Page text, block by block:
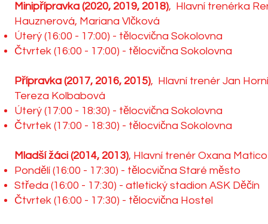
Minipřípravka (2020, 2019, 2018), Hlavní trenérka
Hauznerová, Mariana Vlčková
Úterý (16:00 - 17:00) - tělocvična Sokolovna
Čtvrtek (16:00 - 17:00) - tělocvična Sokolovna
Přípravka (2017, 2016, 2015), Hlavní trenér Jan
Tereza Kolbabová
Úterý (17:00 - 18:30) - tělocvična Sokolovna
Čtvrtek (17:00 - 18:30) - tělocvična Sokolovna
Mladší žáci (2014, 2013), Hlavní trenér Oxana Matico
Pondělí (16:00 - 17:30) - tělocvična Staré město
Středa (16:00 - 17:30) - atletický stadion ASK Děčín
Čtvrtek (16:00 - 17:30) - tělocvična Hostel